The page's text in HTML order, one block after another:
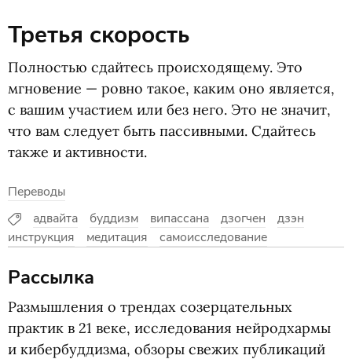
Третья скорость
Полностью сдайтесь происходящему. Это
мгновение — ровно такое, каким оно является,
с вашим участием или без него. Это не значит,
что вам следует быть пассивными. Сдайтесь
также и активности.
Переводы
адвайта
буддизм випассана дзогчен
дзэн
инструкция
медитация самоисследование
Рассылка
Размышления о трендах созерцательных
практик в 21 веке, исследования нейродхармы
и кибербуддизма, обзоры свежих публикаций